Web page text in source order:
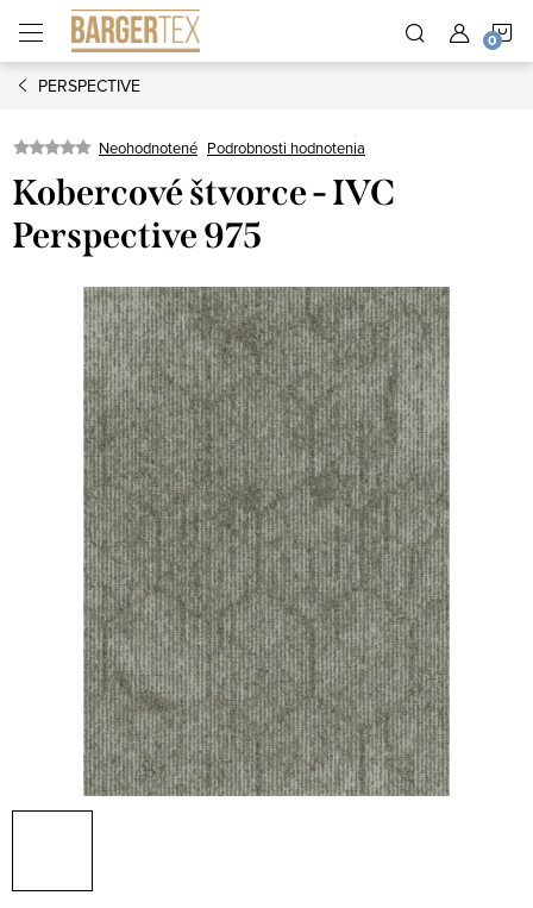
obsah
PERSPECTIVE
Neohodnotené Podrobnosti hodnotenia
Kobercové štvorce - IVC
Perspective 975